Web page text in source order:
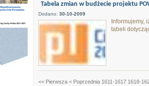
Tabela zmian w budżecie projektu
Dodano: 30-10-2009
Informujemy,
tabeli
<< Pierwsza < Poprzednia 1611-1617 1618-